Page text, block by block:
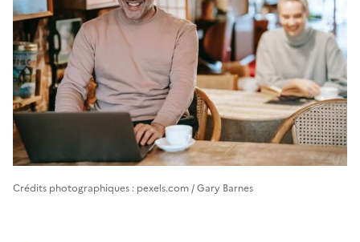
Crédits photographiques : pexels.com / Gary Barnes